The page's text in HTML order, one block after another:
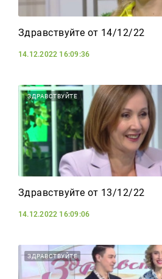
Здравствуйте от 14/12/22
14.12.2022 16:09:36
ЗДРАВСТВУЙТЕ
Здравствуйте от 13/12/22
14.12.2022 16:09:06
ЗДРАВСТВУЙТЕ